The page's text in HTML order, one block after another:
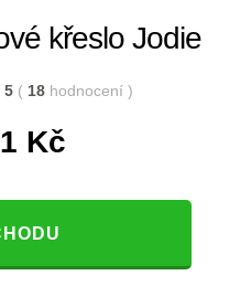
křeslo Jodie
5 ( 18 hodnocení )
Kč